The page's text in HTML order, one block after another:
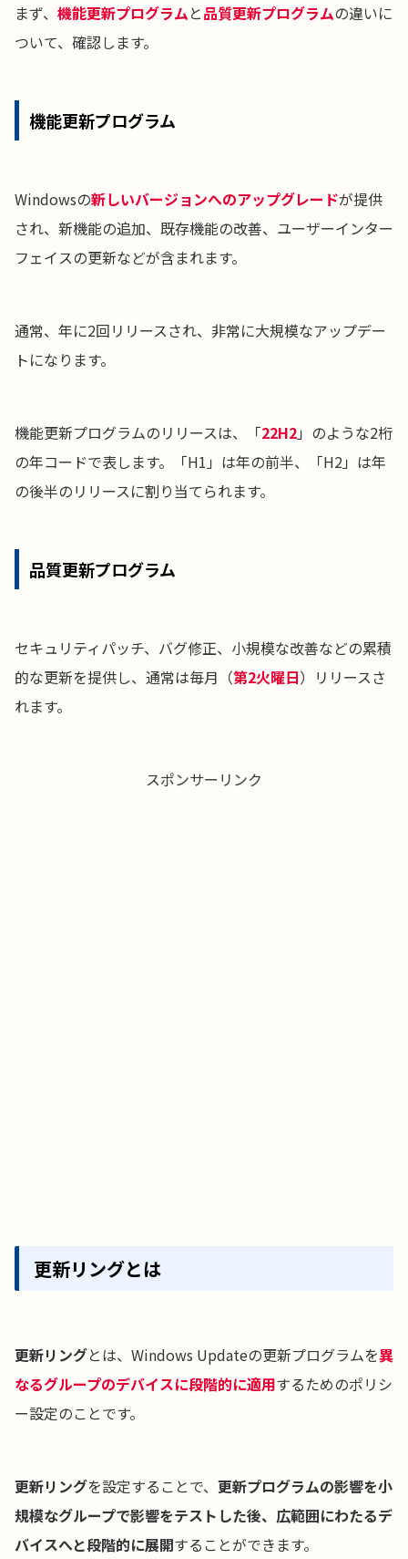
まず、 機能更新プログラムと品質更新プログラムの違いに
ついて、確認します。
機能更新プログラム
Windowsの新しいバージョンへのアップグレードが提供
され、新機能の追加、既存機能の改善、ユーザーインター
フェイスの更新などが含まれます。
通常、年に2回リリースされ、非常に大規模なアップデー
トになります。
機能更新プログラムのリリースは、「22H2」のような2桁
の年コードで表します。「H1」は年の前半、「H2」は年
の後半のリリースに割り当てられます。
品質更新プログラム
セキュリティパッチ、バグ修正、小規模な改善などの累積
的な更新を提供し、通常は毎月（第2火曜日）リリースさ
れます。
スポンサーリンク
更新リングとは
更新リングとは、Windows Updateの更新プログラムを異
なるグループのデバイスに段階的に適用するためのポリシ
ー設定のことです。
更新リングを設定することで、 更新プログラムの影響を小
規模なグループで影響をテストした後、広範囲にわたるデ
バイスへと段階的に展開することができます。